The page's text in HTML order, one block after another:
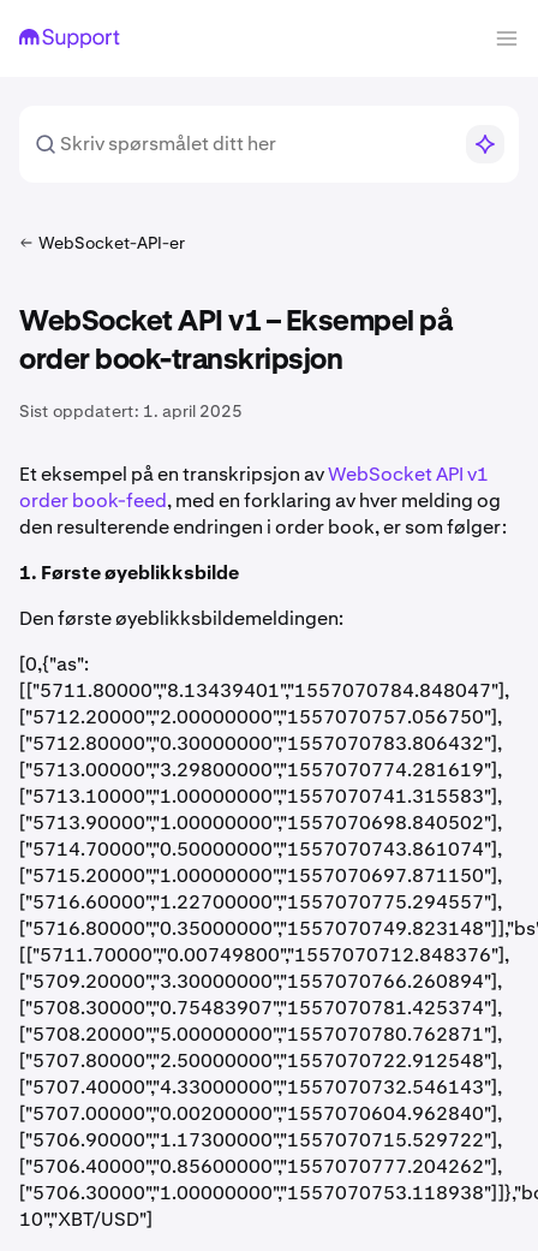
WebSocket-API-er
WebSocket API v1 – Eksempel på
order book-transkripsjon
Sist oppdatert: 1. april 2025
Et eksempel på en transkripsjon avWebSocket API v1
order book-feed, med en forklaring av hver melding og
den resulterende endringen i order book, er som følger:
1. Første øyeblikksbilde
Den første øyeblikksbildemeldingen:
[0,{"as":
[["5711.80000","8.13439401","1557070784.848047"],
["5712.20000","2.00000000","1557070757.056750"],
["5712.80000","0.30000000","1557070783.806432"],
["5713.00000","3.29800000","1557070774.281619"],
["5713.10000","1.00000000","1557070741.315583"],
["5713.90000","1.00000000","1557070698.840502"],
["5714.70000","0.50000000","1557070743.861074"],
["5715.20000","1.00000000","1557070697.871150"],
["5716.60000","1.22700000","1557070775.294557"],
[["5711.70000","0.00749800","1557070712.848376"],
["5709.20000","3.30000000","1557070766.260894"],
["5708.30000","0.75483907","1557070781.425374"],
["5708.20000","5.00000000","1557070780.762871"],
["5707.80000","2.50000000","1557070722.912548"],
["5707.40000","4.33000000","1557070732.546143"],
["5707.00000","0.00200000","1557070604.962840"],
["5706.90000","1.17300000","1557070715.529722"],
["5706.40000","0.85600000","1557070777.204262"],
10","XBT/USD"]